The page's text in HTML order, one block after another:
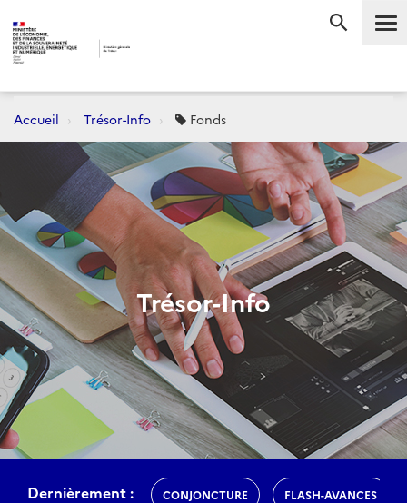
Accueil Trésor-Info Fonds
Trésor-Info
Dernièrement : CONJONCTURE FLASH-AVANCES